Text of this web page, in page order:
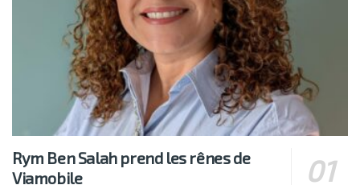
Rym Ben Salah prend les rênes de
Viamobile